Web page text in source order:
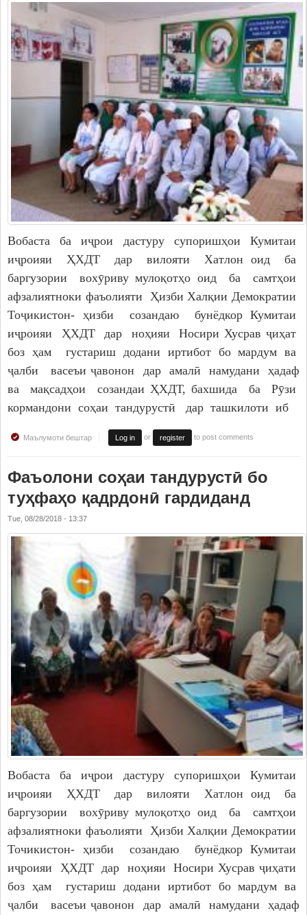
Маҷлиси вакилони халқ
САНАДҲОИ МЕЪЁРӢ-ҲУҚУҚӢ
Қарорҳои маҷлиси вакилони халқ
Қарорҳои раиси ноҳия
Вобаста ба иҷрои дастуру супоришҳои Кумитаи
иҷроияи ҲХДТ дар вилояти Хатлон оид ба
баргузории вохӯриву мулоқотҳо оид ба самтҳои
афзалиятноки фаъолияти Ҳизби Халқии Демократии
Тоҷикистон- ҳизби созандаю бунёдкор Кумитаи
иҷроияи ҲХДТ дар ноҳияи Носири Хусрав ҷиҳат
боз ҳам густариш додани иртибот бо мардум ва
ҷалби васеъи ҷавонон дар амалӣ намудани ҳадаф
ва мақсадҳои созандаи ҲХДТ, бахшида ба Рӯзи
кормандони соҳаи тандурустӣ дар ташкилоти иб
Маълумоти бештар Log in or register to post comments
Фаъолони соҳаи тандурустӣ бо
туҳфаҳо қадрдонӣ гардиданд
Tue, 08/28/2018 - 13:37
Вобаста ба иҷрои дастуру супоришҳои Кумитаи
иҷроияи ҲХДТ дар вилояти Хатлон оид ба
баргузории вохӯриву мулоқотҳо оид ба самтҳои
афзалиятноки фаъолияти Ҳизби Халқии Демократии
Точикистон- ҳизби созандаю бунёдкор Кумитаи
иҷроияи ҲХДТ дар ноҳияи Носири Хусрав ҷиҳати
боз ҳам густариш додани иртибот бо мардум ва
ҷалби васеъи ҷавонон дар амалӣ намудани ҳадаф